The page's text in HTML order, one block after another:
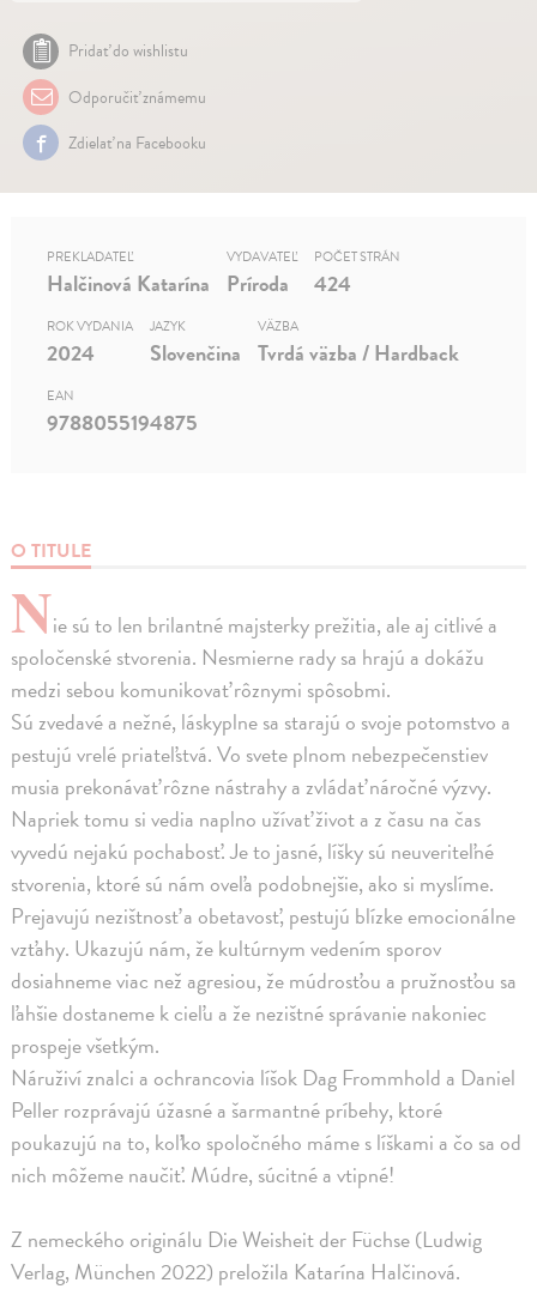
Pridať do wishlistu
Odporučiť známemu
Zdielať na Facebooku
O TITULE
Nie sú to len brilantné majsterky prežitia, ale aj citlivé a
spoločenské stvorenia. Nesmierne rady sa hrajú a dokážu
medzi sebou komunikovať rôznymi spôsobmi.
Sú zvedavé a nežné, láskyplne sa starajú o svoje potomstvo a
pestujú vrelé priateľstvá. Vo svete plnom nebezpečenstiev
musia prekonávať rôzne nástrahy a zvládať náročné výzvy.
Napriek tomu si vedia naplno užívať život a z času na čas
vyvedú nejakú pochabosť. Je to jasné, líšky sú neuveriteľné
stvorenia, ktoré sú nám oveľa podobnejšie, ako si myslíme.
Prejavujú nezištnosť a obetavosť, pestujú blízke emocionálne
vzťahy. Ukazujú nám, že kultúrnym vedením sporov
dosiahneme viac než agresiou, že múdrosťou a pružnosťou sa
ľahšie dostaneme k cieľu a že nezištné správanie nakoniec
prospeje všetkým.
Náruživí znalci a ochrancovia líšok Dag Frommhold a Daniel
Peller rozprávajú úžasné a šarmantné príbehy, ktoré
poukazujú na to, koľko spoločného máme s líškami a čo sa od
nich môžeme naučiť. Múdre, súcitné a vtipné!
Z nemeckého originálu Die Weisheit der Füchse (Ludwig
Verlag, München 2022) preložila Katarína Halčinová.
PREKLADATEĽ
Halčinová Katarína
VYDAVATEĽ
Príroda
POČET STRÁN
424
ROK VYDANIA
2024
JAZYK
Slovenčina
VÄZBA
Tvrdá väzba / Hardback
EAN
9788055194875